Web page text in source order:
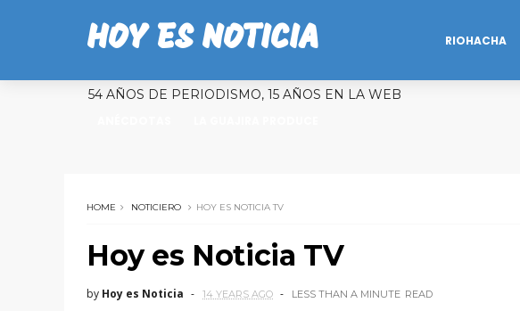
HOY ES NOTICIA
54 AÑOS DE PERIODISMO, 15 AÑOS EN LA WEB
RIOHACHA
HOME NOTICIERO HOY ES NOTICIA TV
Hoy es Noticia TV
by Hoy es Noticia 14 YEARS AGO LESS THAN A MINUTE READ